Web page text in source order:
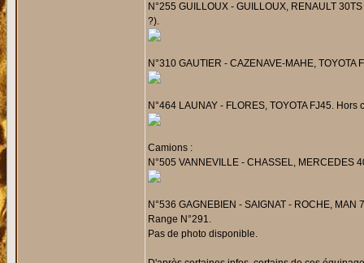
N°255 GUILLOUX - GUILLOUX, RENAULT
?).
N°310 GAUTIER - CAZENAVE-MAHE,
N°464 LAUNAY - FLORES, TOYOTA FJ45.
Camions :
N°505 VANNEVILLE - CHASSEL,
N°536 GAGNEBIEN - SAIGNAT - ROCHE,
Range N°291.
Pas de photo disponible.